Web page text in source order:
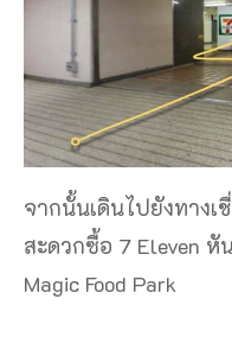
จากนั้นเดินไปยังทาง
สะดวกซื้อ 7 Eleven
Magic Food Park